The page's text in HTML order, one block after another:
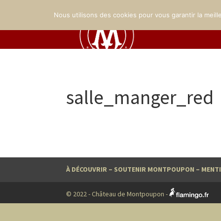
salle_manger_red
À DÉCOUVRIR – SOUTENIR MONTPOUPON –
© 2022 - Château de Montpoupon -
Nous utilisons des cookies pour vous garantir la